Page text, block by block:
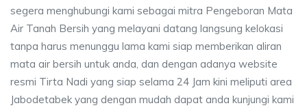
segera menghubungi kami sebagai mitra Pengeboran Mata
Air Tanah Bersih yang melayani datang langsung kelokasi
tanpa harus menunggu lama kami siap memberikan aliran
mata air bersih untuk anda, dan dengan adanya website
resmi Tirta Nadi yang siap selama 24 Jam kini meliputi area
Jabodetabek yang dengan mudah dapat anda kunjungi kami